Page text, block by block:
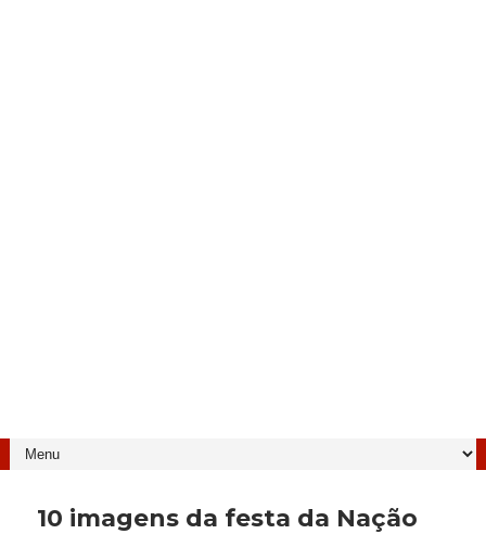
10 imagens da festa da Nação